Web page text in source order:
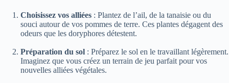
Choisissez vos alliées : Plantez de l’ail, de la tanaisie ou du
souci autour de vos pommes de terre. Ces plantes dégagent des
odeurs que les doryphores détestent.
Préparation du sol : Préparez le sol en le travaillant légèrement.
Imaginez que vous créez un terrain de jeu parfait pour vos
nouvelles alliées végétales.